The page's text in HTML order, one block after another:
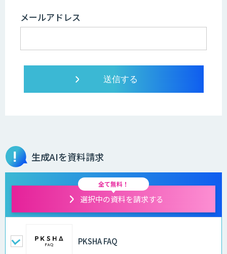
メールアドレス
生成AIを資料請求
全て無料！
選択中の資料を請求する
PKSHA FAQ